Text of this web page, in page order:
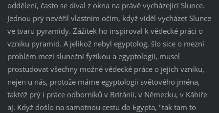
oddělení, často se díval z okna na právě vycházející Slunce.
Jednou prý nevěřil vlastním očím, když viděl vycházet Slunce
ve tvaru pyramidy. Zážitek ho inspiroval k vědecké práci o
vzniku pyramid. A jelikož nebyl egyptolog, šlo sice o mezní
problém mezi sluneční fyzikou a egyptologií, musel
prostudovat všechny možné vědecké práce o jejich vzniku,
nejen u nás, protože máme egyptologii světového jména,
taktéž prý i práce odborníků v Británii, v Německu, v Káhiře
aj. Když došlo na samotnou cestu do Egypta, "tak tam to